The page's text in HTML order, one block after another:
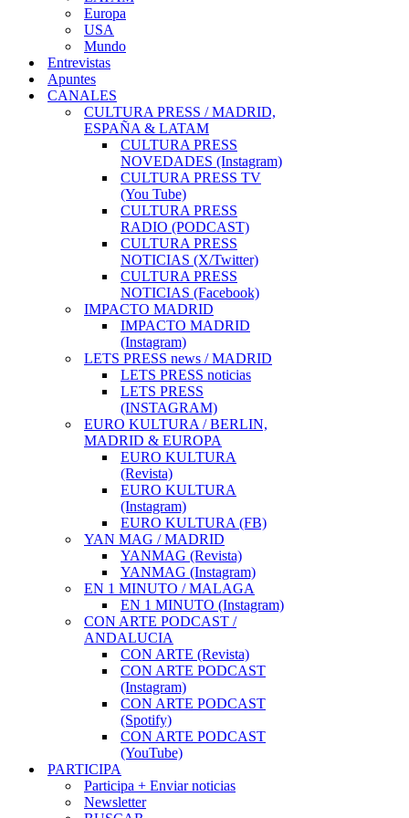
Europa
USA
Mundo
Entrevistas
Apuntes
CANALES
CULTURA PRESS / MADRID,
ESPAÑA & LATAM
CULTURA PRESS
NOVEDADES (Instagram)
CULTURA PRESS TV
(You Tube)
CULTURA PRESS
RADIO (PODCAST)
CULTURA PRESS
NOTICIAS (X/Twitter)
CULTURA PRESS
NOTICIAS (Facebook)
IMPACTO MADRID
IMPACTO MADRID
(Instagram)
LETS PRESS news / MADRID
LETS PRESS noticias
LETS PRESS
(INSTAGRAM)
EURO KULTURA / BERLIN,
MADRID & EUROPA
EURO KULTURA
(Revista)
EURO KULTURA
(Instagram)
EURO KULTURA (FB)
YAN MAG / MADRID
YANMAG (Revista)
YANMAG (Instagram)
EN 1 MINUTO / MALAGA
EN 1 MINUTO (Instagram)
CON ARTE PODCAST /
ANDALUCIA
CON ARTE (Revista)
CON ARTE PODCAST
(Instagram)
CON ARTE PODCAST
(Spotify)
CON ARTE PODCAST
(YouTube)
PARTICIPA
Participa + Enviar noticias
Newsletter